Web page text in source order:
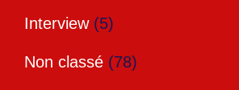
Interview(5)
Non classé (78)